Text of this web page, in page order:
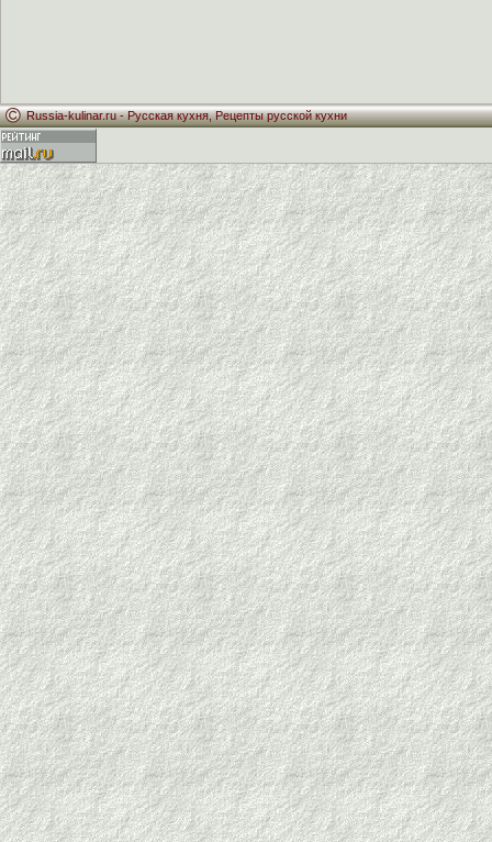
Russia-kulinar.ru -Русская кухня,Рецепты русской кухни